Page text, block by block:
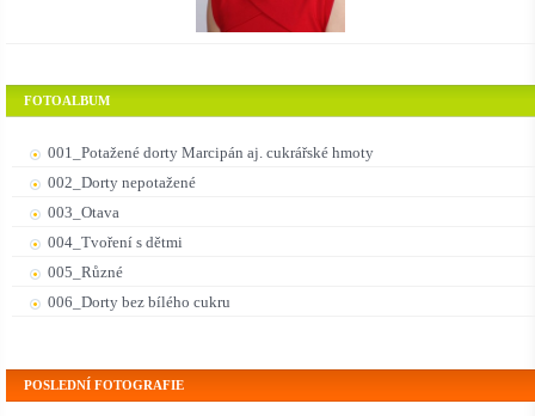
FOTOALBUM
001_Potažené dorty Marcipán aj. cukrářské hmoty
002_Dorty nepotažené
003_Otava
004_Tvoření s dětmi
005_Různé
006_Dorty bez bílého cukru
POSLEDNÍ FOTOGRAFIE